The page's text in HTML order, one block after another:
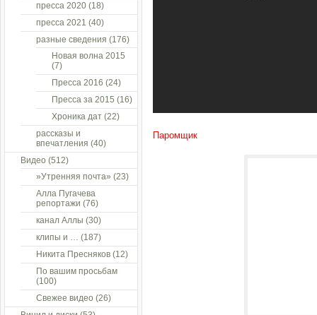
Паромщик
пресса 2020 (18)
пресса 2021 (40)
разные сведения (176)
Новая волна 2015
(7)
Пресса 2016 (24)
Пресса за 2015 (16)
Хроника дат (22)
рассказы и
впечатления (40)
Видео (512)
»Утренняя почта» (23)
Алла Пугачева
репортажи (76)
канал Аллы (30)
клипы и … (187)
Никита Пресняков (12)
По вашим просьбам
(100)
Свежее видео (26)